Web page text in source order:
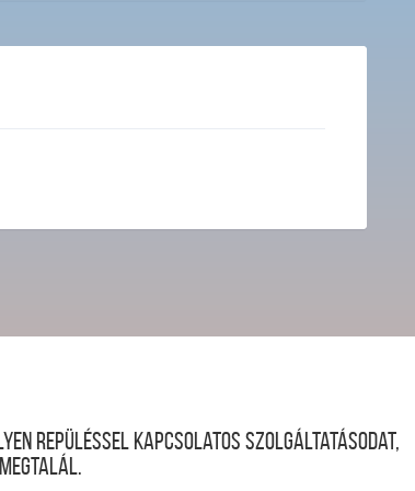
repüléssel kapcsolatos szolgáltatásodat,